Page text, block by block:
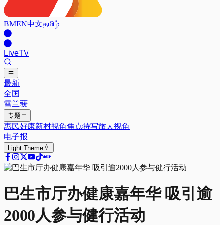
BMEN中文தமிழ்
LiveTV
最新
全国
雪兰莪
专题
惠民好康新村视角焦点特写旅人视角
电子报
Light Theme
巴生市厅办健康嘉年华 吸引逾
2000人参与健行活动